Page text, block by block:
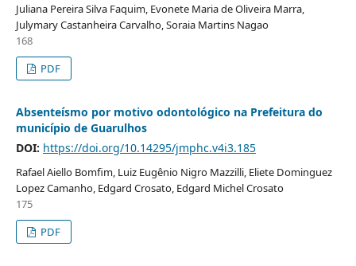
Juliana Pereira Silva Faquim, Evonete Maria de Oliveira Marra,
Julymary Castanheira Carvalho, Soraia Martins Nagao
168
PDF
Absenteísmo por motivo odontológico na Prefeitura do
município de Guarulhos
DOI: https://doi.org/10.14295/jmphc.v4i3.185
Rafael Aiello Bomfim, Luiz Eugênio Nigro Mazzilli, Eliete Dominguez
Lopez Camanho, Edgard Crosato, Edgard Michel Crosato
175
PDF